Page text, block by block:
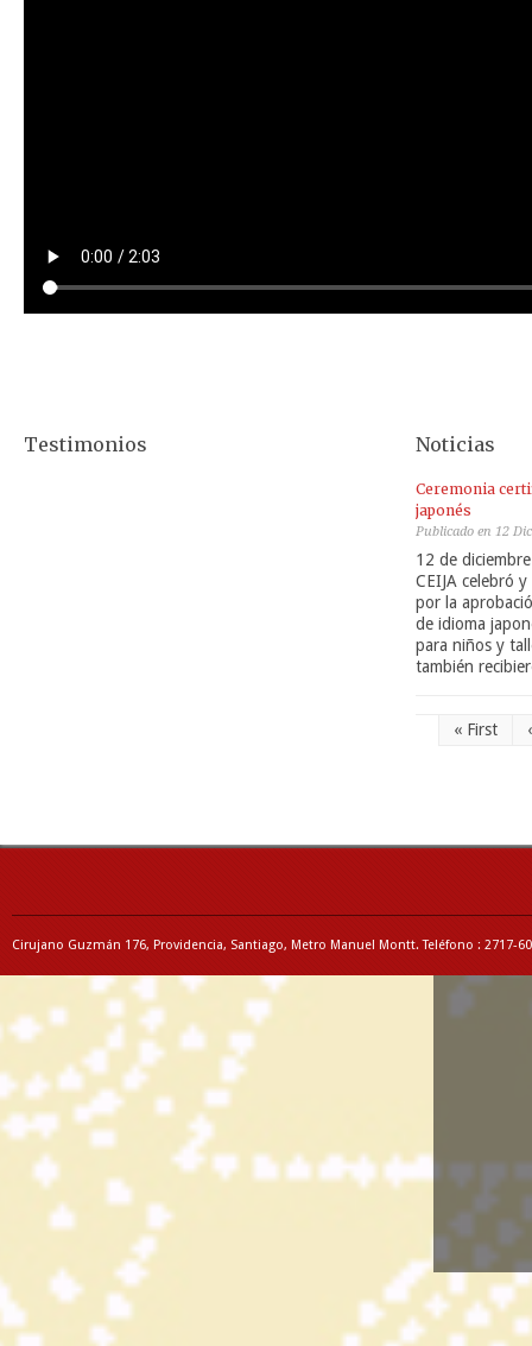
Testimonios Noticias
Ceremonia
japonés
Publicado en 12
12 de
CEIJA celebró
por la
de idioma
para niños y
también
« First
Cirujano Guzmán 176, Providencia, Santiago, Metro Manuel Montt. Teléfono : 2717-